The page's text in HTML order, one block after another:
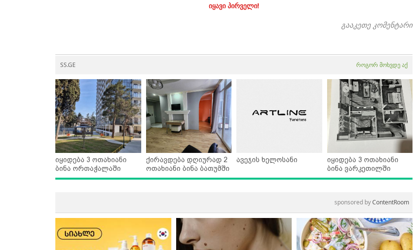
იყავი პირველი!
გააკეთე კომენტარი
SS.GE როგორ მოხვდე აქ
იყიდება 3 ოთახიანი
ბინა ორთაჭალაში
ქირავდება დღიურად 2
ოთახიანი ბინა ბათუმში
ავეჯის ხელოსანი
იყიდება 3 ოთახიანი
ბინა ვარკეთილში
sponsored byContentRoom